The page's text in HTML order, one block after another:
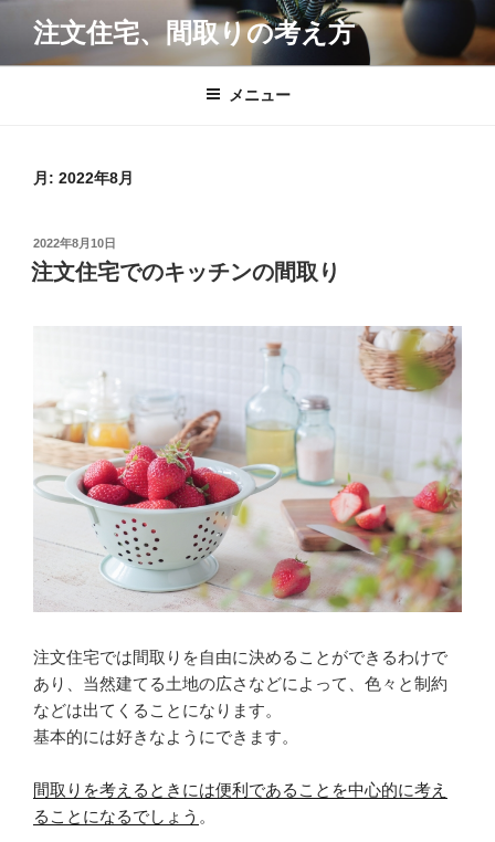
テ
注文住宅、間取りの考え方
メニュー
月: 2022年8月
投
稿
日:
2022年8月10日
注文住宅でのキッチンの間取り
注文住宅では間取りを自由に決めることができるわけで
あり、当然建てる土地の広さなどによって、色々と制約
などは出てくることになります。
基本的には好きなようにできます。
間取りを考えるときには便利であることを中心的に考え
ることになるでしょう 。